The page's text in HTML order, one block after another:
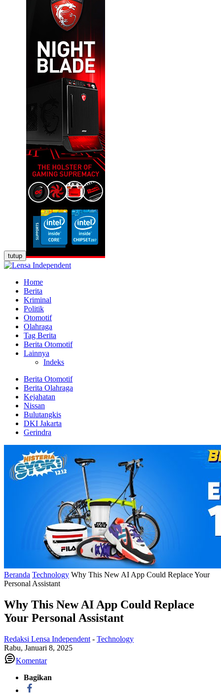
tutup
Home
Berita
Kriminal
Politik
Otomotif
Olahraga
Tag Berita
Berita Otomotif
Lainnya
Indeks
Berita Otomotif
Berita Olahraga
Kejahatan
Nissan
Bulutangkis
DKI Jakarta
Gerindra
Beranda Technology Why This New AI App Could Replace Your
Personal Assistant
Why This New AI App Could Replace
Your Personal Assistant
Redaksi Lensa Independent - Technology
Rabu, Januari 8, 2025
Komentar
Bagikan